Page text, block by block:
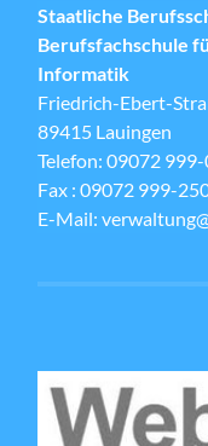
Staatliche
Berufsfachschule
Informatik
Friedrich-Ebert-
89415 Lauingen
Telefon: 09072
Fax : 09072 999-
E-Mail: